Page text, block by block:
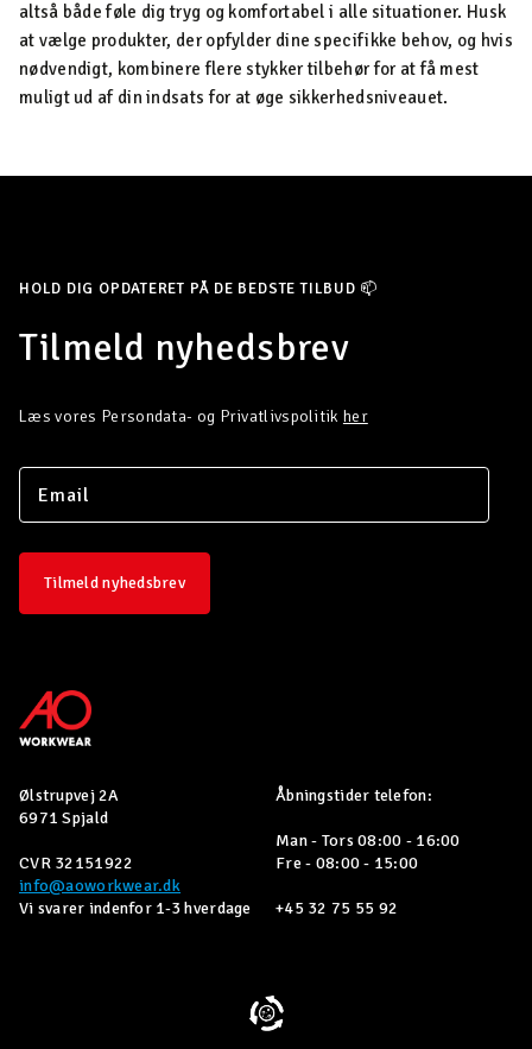
altså både føle dig tryg og komfortabel i alle situationer. Husk
at vælge produkter, der opfylder dine specifikke behov, og hvis
nødvendigt, kombinere flere stykker tilbehør for at få mest
muligt ud af din indsats for at øge sikkerhedsniveauet.
HOLD DIG OPDATERET PÅ DE BEDSTE TILBUD 📫
Tilmeld nyhedsbrev
Læs vores Persondata- og Privatlivspolitik her
Tilmeld nyhedsbrev
Ølstrupvej 2A
6971 Spjald
CVR 32151922
info@aoworkwear.dk
Vi svarer indenfor 1-3 hverdage
Åbningstider telefon:
Man - Tors 08:00 - 16:00
Fre - 08:00 - 15:00
+45 32 75 55 92